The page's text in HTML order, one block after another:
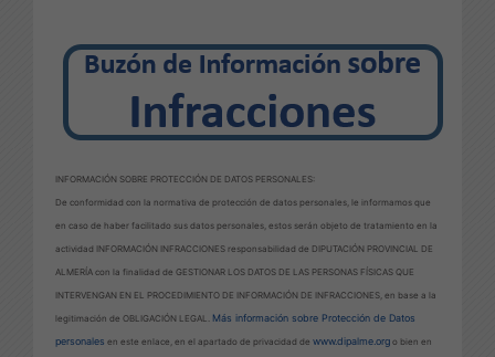
INFORMACIÓN SOBRE PROTECCIÓN DE DATOS PERSONALES:
De conformidad con la normativa de protección de datos personales, le informamos que
en caso de haber facilitado sus datos personales, estos serán objeto de tratamiento en la
actividad INFORMACIÓN INFRACCIONES responsabilidad de DIPUTACIÓN PROVINCIAL DE
ALMERÍA con la finalidad de GESTIONAR LOS DATOS DE LAS PERSONAS FÍSICAS QUE
INTERVENGAN EN EL PROCEDIMIENTO DE INFORMACIÓN DE INFRACCIONES, en base a la
legitimación de OBLIGACIÓN LEGAL. Más información sobre Protección de Datos
personales en este enlace, en el apartado de privacidad de www.dipalme.org o bien en